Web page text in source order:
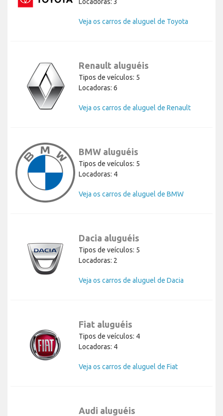
Veja os carros de aluguel de Toyota
Renault aluguéis
Tipos de veículos: 5
Locadoras: 6
Veja os carros de aluguel de Renault
BMW aluguéis
Tipos de veículos: 5
Locadoras: 4
Veja os carros de aluguel de BMW
Dacia aluguéis
Tipos de veículos: 5
Locadoras: 2
Veja os carros de aluguel de Dacia
Fiat aluguéis
Tipos de veículos: 4
Locadoras: 4
Veja os carros de aluguel de Fiat
Audi aluguéis